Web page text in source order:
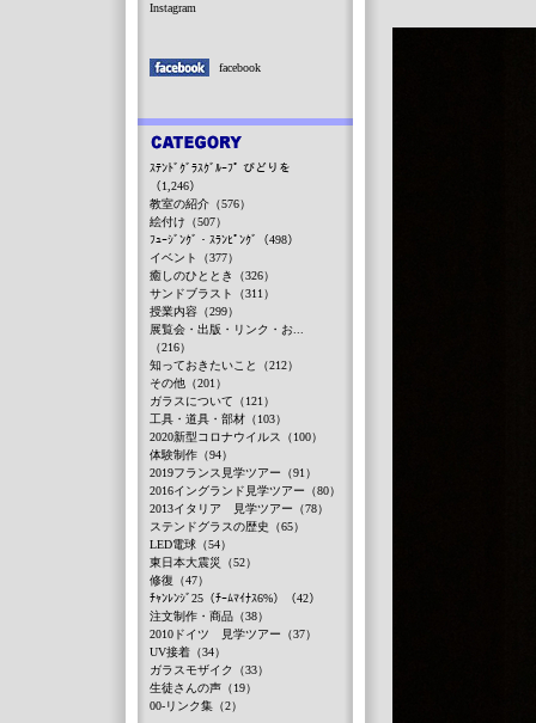
Instagram
facebook
ｽﾃﾝﾄﾞｸﾞﾗｽｸﾞﾙｰﾌﾟ びどりを
（1,246）
教室の紹介（576）
絵付け（507）
ﾌｭｰｼﾞﾝｸﾞ・ｽﾗﾝﾋﾟﾝｸﾞ（498）
イベント（377）
癒しのひととき（326）
サンドブラスト（311）
授業内容（299）
展覧会・出版・リンク・お...
（216）
知っておきたいこと（212）
その他（201）
ガラスについて（121）
工具・道具・部材（103）
2020新型コロナウイルス（100）
体験制作（94）
2019フランス見学ツアー（91）
2016イングランド見学ツアー（80）
2013イタリア 見学ツアー（78）
ステンドグラスの歴史（65）
LED電球（54）
東日本大震災（52）
修復（47）
ﾁｬﾝﾚﾝｼﾞ25（ﾁｰﾑﾏｲﾅｽ6%）（42）
注文制作・商品（38）
2010ドイツ 見学ツアー（37）
UV接着（34）
ガラスモザイク（33）
生徒さんの声（19）
00-リンク集（2）